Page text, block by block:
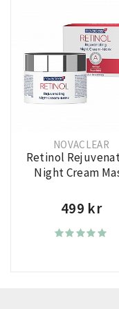
NOVACLEAR
Retinol
Night Cream
499 kr